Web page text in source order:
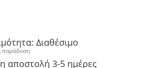
Διαθέσιμο
παράδοση
αποστολή 3-5 ημέρες